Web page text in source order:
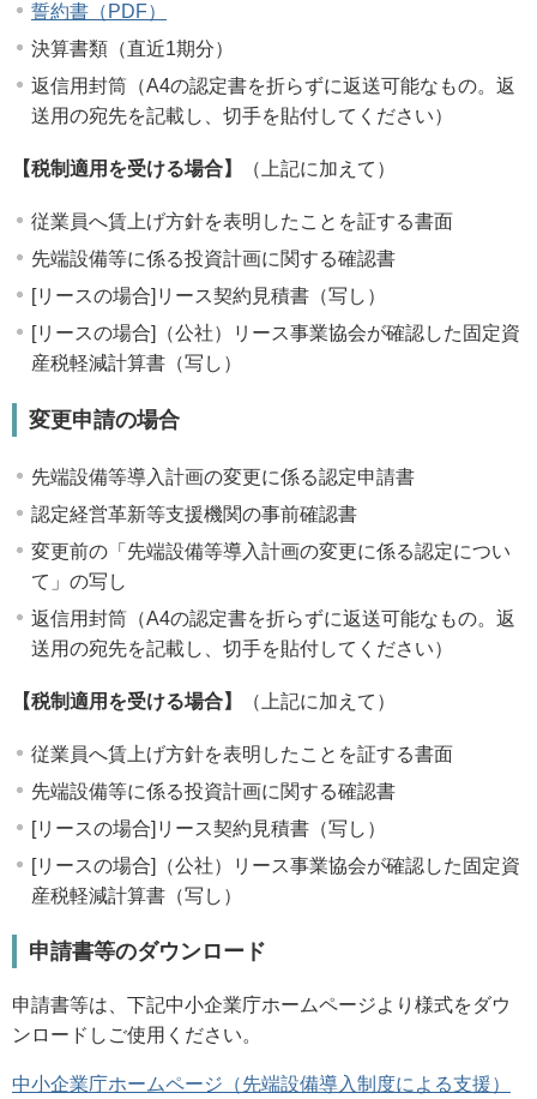
誓約書（PDF）
決算書類（直近1期分）
返信用封筒（A4の認定書を折らずに返送可能なもの。返
送用の宛先を記載し、切手を貼付してください）
【税制適用を受ける場合】 （上記に加えて）
従業員へ賃上げ方針を表明したことを証する書面
先端設備等に係る投資計画に関する確認書
[リースの場合]リース契約見積書（写し）
[リースの場合]（公社）リース事業協会が確認した固定資
産税軽減計算書（写し）
変更申請の場合
先端設備等導入計画の変更に係る認定申請書
認定経営革新等支援機関の事前確認書
変更前の「先端設備等導入計画の変更に係る認定につい
て」の写し
返信用封筒（A4の認定書を折らずに返送可能なもの。返
送用の宛先を記載し、切手を貼付してください）
【税制適用を受ける場合】 （上記に加えて）
従業員へ賃上げ方針を表明したことを証する書面
先端設備等に係る投資計画に関する確認書
[リースの場合]リース契約見積書（写し）
[リースの場合]（公社）リース事業協会が確認した固定資
産税軽減計算書（写し）
申請書等のダウンロード
申請書等は、下記中小企業庁ホームページより様式をダウ
ンロードしご使用ください。
中小企業庁ホームページ（先端設備導入制度による支援）